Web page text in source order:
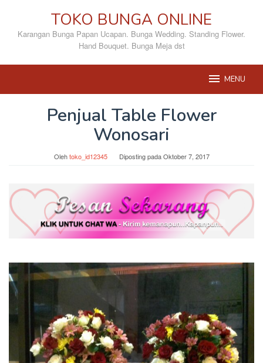
konten
TOKO BUNGA ONLINE
Karangan Bunga Papan Ucapan. Bunga Wedding. Standing Flower.
Hand Bouquet. Bunga Meja dst
MENU
Penjual Table Flower
Wonosari
Olehtoko_id12345 Diposting padaOktober 7, 2017